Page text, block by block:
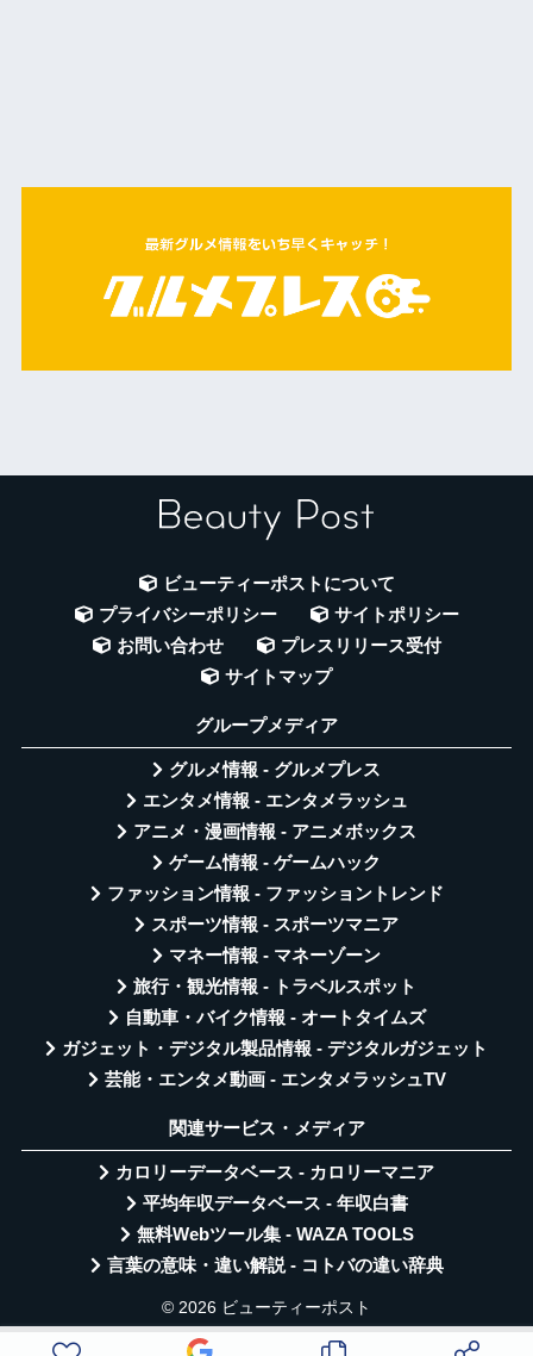
ビューティーポストについて
プライバシーポリシー
サイトポリシー
お問い合わせ
プレスリリース受付
サイトマップ
グループメディア
グルメ情報 - グルメプレス
エンタメ情報 - エンタメラッシュ
アニメ・漫画情報 - アニメボックス
ゲーム情報 - ゲームハック
ファッション情報 - ファッショントレンド
スポーツ情報 - スポーツマニア
マネー情報 - マネーゾーン
旅行・観光情報 - トラベルスポット
自動車・バイク情報 - オートタイムズ
ガジェット・デジタル製品情報 - デジタルガジェット
芸能・エンタメ動画 - エンタメラッシュTV
関連サービス・メディア
カロリーデータベース - カロリーマニア
平均年収データベース - 年収白書
無料Webツール集 - WAZA TOOLS
言葉の意味・違い解説 - コトバの違い辞典
© 2026 ビューティーポスト